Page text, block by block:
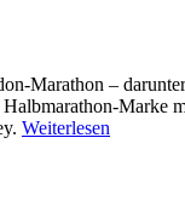
Marathon –
Marke
Weiterlesen